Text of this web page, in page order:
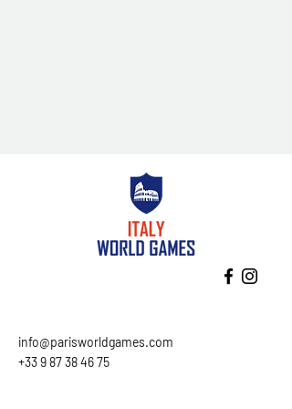
info@parisworldgames.com
+33 9 87 38 46 75